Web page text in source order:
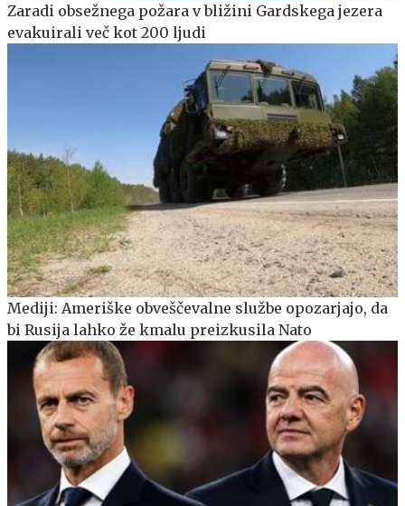
Zaradi obsežnega požara v bližini Gardskega jezera
evakuirali več kot 200 ljudi
Mediji: Ameriške obveščevalne službe opozarjajo, da
bi Rusija lahko že kmalu preizkusila Nato